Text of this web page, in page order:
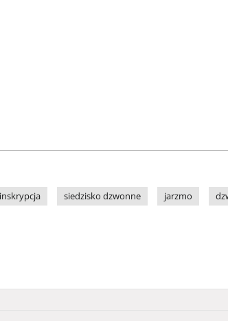
inskrypcja siedzisko dzwonne jarzmo